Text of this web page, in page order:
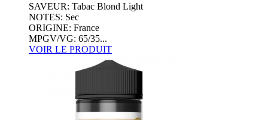
SAVEUR: Tabac Blond Light
NOTES: Sec
ORIGINE: France
MPGV/VG: 65/35...
VOIR LE PRODUIT